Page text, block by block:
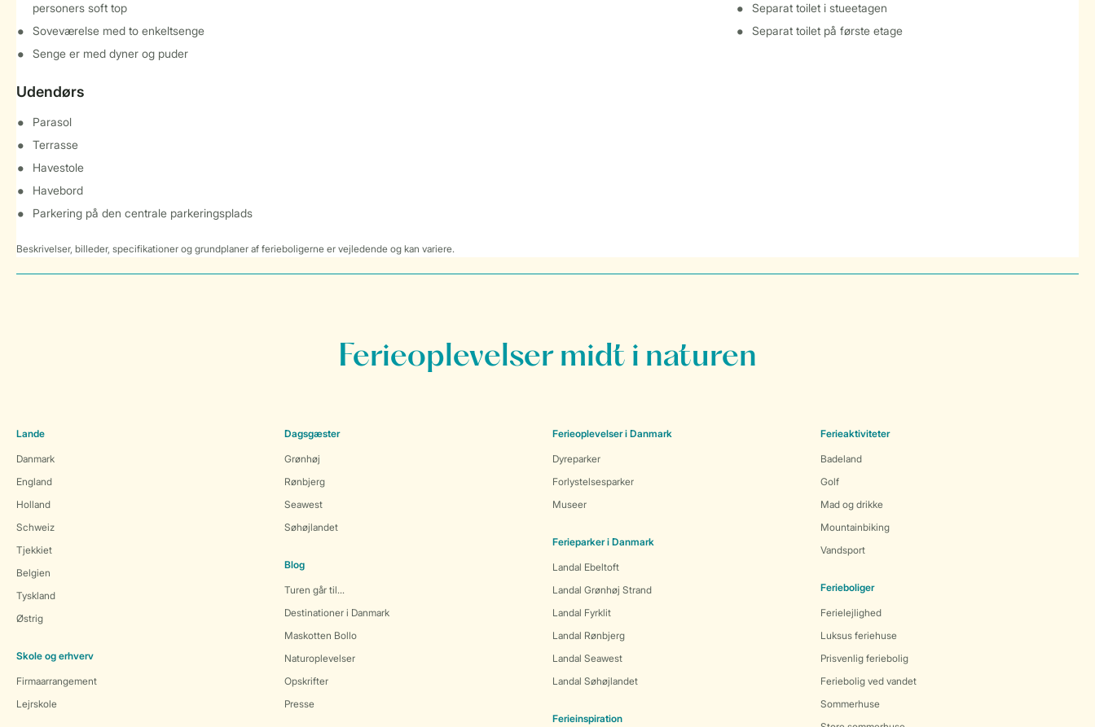
personers soft top
Soveværelse med to enkeltsenge
Senge er med dyner og puder
Udendørs
Parasol
Terrasse
Havestole
Havebord
Parkering på den centrale parkeringsplads
Separat toilet i stueetagen
Separat toilet på første etage
Beskrivelser, billeder, specifikationer og grundplaner af ferieboligerne er vejledende og kan variere.
Ferieoplevelser midt i naturen
Lande
Danmark
England
Holland
Schweiz
Tjekkiet
Belgien
Tyskland
Østrig
Skole og erhverv
Firmaarrangement
Lejrskole
Dagsgæster
Grønhøj
Rønbjerg
Seawest
Søhøjlandet
Blog
Turen går til...
Destinationer i Danmark
Maskotten Bollo
Naturoplevelser
Opskrifter
Presse
Ferieoplevelser i Danmark
Dyreparker
Forlystelsesparker
Museer
Ferieparker i Danmark
Landal Ebeltoft
Landal Grønhøj Strand
Landal Fyrklit
Landal Rønbjerg
Landal Seawest
Landal Søhøjlandet
Ferieinspiration
Ferieaktiviteter
Badeland
Golf
Mad og drikke
Mountainbiking
Vandsport
Ferieboliger
Ferielejlighed
Luksus feriehuse
Prisvenlig feriebolig
Feriebolig ved vandet
Sommerhuse